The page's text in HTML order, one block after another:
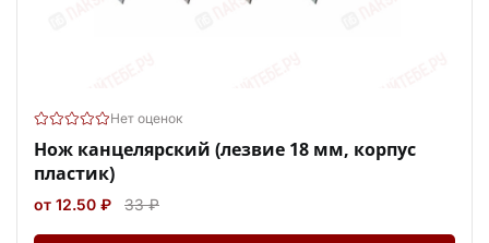
Нет оценок
Нож канцелярский (лезвие 18 мм, корпус
пластик)
от 12.50 ₽ 33 ₽